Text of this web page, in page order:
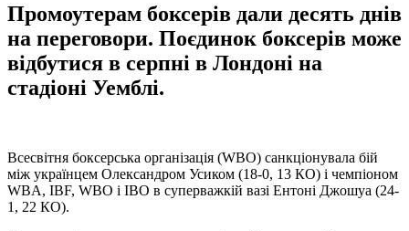
Промоутерам боксерів дали десять днів
на переговори. Поєдинок боксерів може
відбутися в серпні в Лондоні на
стадіоні Уемблі.
Всесвітня боксерська організація (WBO) санкціонувала бій
між українцем Олександром Усиком (18-0, 13 КО) і чемпіоном
WBA, IBF, WBO і IBO в суперважкій вазі Ентоні Джошуа (24-
1, 22 КО).